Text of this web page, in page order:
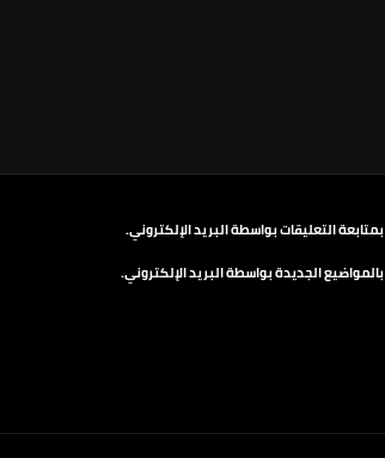
التعليقات بواسطة البريد الإلكتروني.
الجديدة بواسطة البريد الإلكتروني.